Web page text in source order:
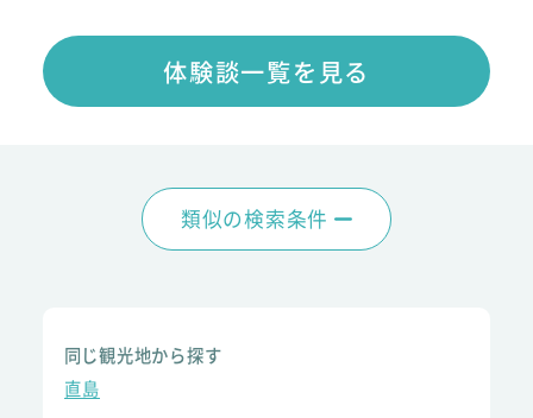
体験談一覧を見る
類似の検索条件
同じ観光地から探す
直島